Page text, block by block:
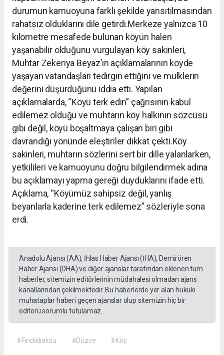
durumun kamuoyuna farklı şekilde yansıtılmasından
rahatsız olduklarını dile getirdi.Merkeze yalnızca 10
kilometre mesafede bulunan köyün halen
yaşanabilir olduğunu vurgulayan köy sakinleri,
Muhtar Zekeriya Beyaz’ın açıklamalarının köyde
yaşayan vatandaşları tedirgin ettiğini ve mülklerin
değerini düşürdüğünü iddia etti. Yapılan
açıklamalarda, “Köyü terk edin” çağrısının kabul
edilemez olduğu ve muhtarın köy halkının sözcüsü
gibi değil, köyü boşaltmaya çalışan biri gibi
davrandığı yönünde eleştiriler dikkat çekti.Köy
sakinleri, muhtarın sözlerini sert bir dille yalanlarken,
yetkilileri ve kamuoyunu doğru bilgilendirmek adına
bu açıklamayı yapma gereği duyduklarını ifade etti.
Açıklama, “Köyümüz sahipsiz değil, yanlış
beyanlarla kaderine terk edilemez” sözleriyle sona
erdi.
Anadolu Ajansı (AA), İhlas Haber Ajansı (İHA), Demirören
Haber Ajansı (DHA) ve diğer ajanslar tarafından eklenen tüm
haberler, sitemizin editörlerinin müdahalesi olmadan ajans
kanallarından çekilmektedir. Bu haberlerde yer alan hukuki
muhataplar haberi geçen ajanslar olup sitemizin hiç bir
editörü sorumlu tutulamaz...
#Fındıklıaksu #Düzce #Köy